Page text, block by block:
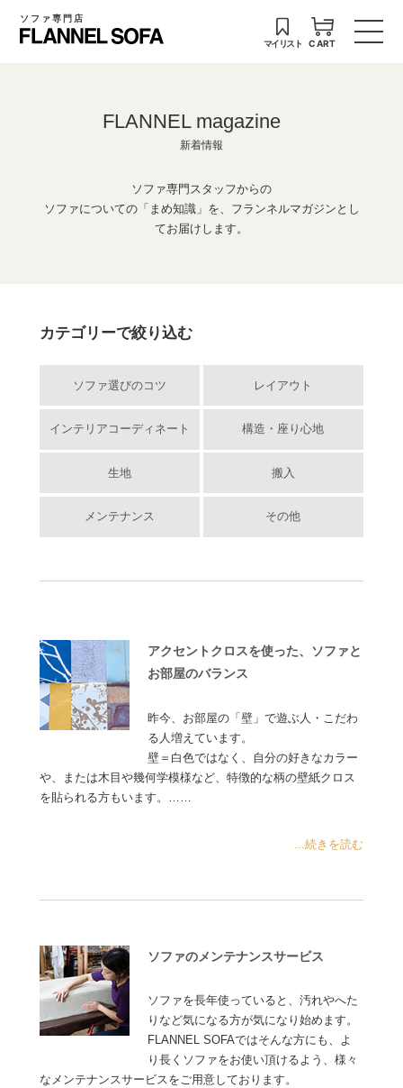
ソファ専門店
マイリスト CART
FLANNEL magazine
新着情報
ソファ専門スタッフからの
ソファについての「まめ知識」を、フランネルマガジンとし
てお届けします。
カテゴリーで絞り込む
ソファ選びのコツ レイアウト
インテリアコーディネート 構造・座り心地
生地 搬入
メンテナンス その他
アクセントクロスを使った、ソファと
お部屋のバランス
昨今、お部屋の「壁」で遊ぶ人・こだわ
る人増えています。
壁＝白色ではなく、自分の好きなカラー
や、または木目や幾何学模様など、特徴的な柄の壁紙クロス
を貼られる方もいます。……
...続きを読む
ソファのメンテナンスサービス
ソファを長年使っていると、汚れやへた
りなど気になる方が気になり始めます。
FLANNEL SOFAではそんな方にも、よ
り長くソファをお使い頂けるよう、様々
なメンテナンスサービスをご用意しております。